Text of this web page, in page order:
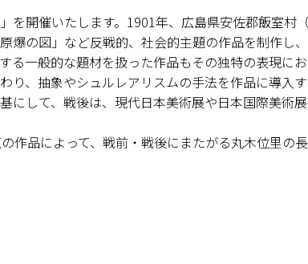
を開催いたします。1901年、広島県安佐郡飯室村
爆の図」など反戦的、社会的主題の作品を制作し
る一般的な題材を扱った作品もその独特の表現に
り、抽象やシュルレアリスムの手法を作品に導入
にして、戦後は、現代日本美術展や日本国際美術
作品によって、戦前・戦後にまたがる丸木位里の